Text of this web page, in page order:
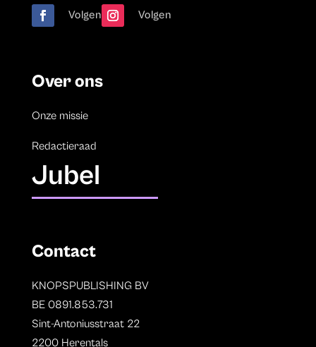
Volgen Volgen
Over ons
Onze missie
Redactieraad
Jubel
Contact
KNOPSPUBLISHING BV
BE 0891.853.731
Sint-Antoniusstraat 22
2200 Herentals